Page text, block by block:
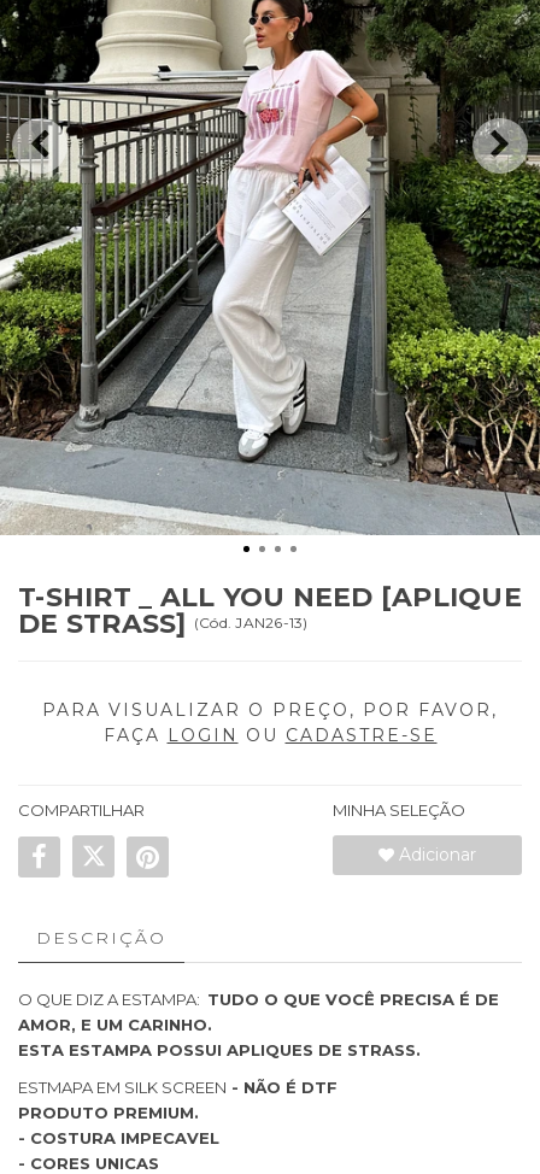
T-SHIRT _ ALL YOU NEED [APLIQUE
DE STRASS]
(Cód.JAN26-13)
PARA VISUALIZAR O PREÇO, POR FAVOR,
FAÇA
LOGIN OU CADASTRE-SE
COMPARTILHAR MINHA SELEÇÃO
Adicionar
DESCRIÇÃO
O QUE DIZ A ESTAMPA: TUDO O QUE VOCÊ PRECISA É DE
AMOR, E UM CARINHO.
ESTA ESTAMPA POSSUI APLIQUES DE STRASS.
ESTMAPA EM SILK SCREEN - NÃO É DTF
PRODUTO PREMIUM.
- COSTURA IMPECAVEL
- CORES UNICAS